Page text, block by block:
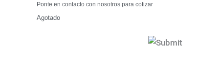
Ponte en contacto con nosotros para cotizar
Agotado